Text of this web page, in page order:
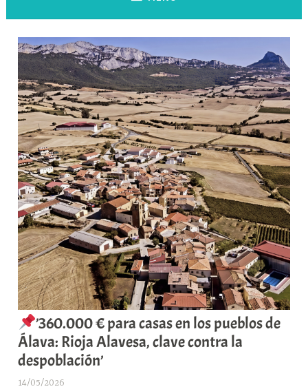
’360.000 € para casas en los pueblos de
Álava: Rioja Alavesa, clave contra la
despoblación’
14/05/2026